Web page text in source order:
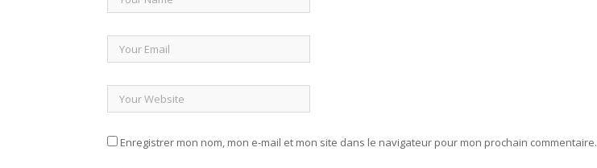
Enregistrer mon nom, mon e-mail et mon site dans le navigateur pour mon prochain commentaire.